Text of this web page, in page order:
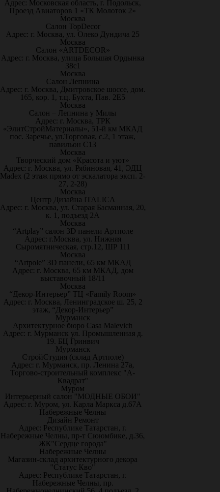
Адрес: Московская область, г. Подольск,
Проезд Авиаторов 1 «ТК Молоток 2»
Москва
Салон TopDecor
Адрес: г. Москва, ул. Олеко Дундича 25
Москва
Салон «ARTDECOR»
Адрес: г. Москва, улица Большая Ордынка
38с1
Москва
Салон Лепнина
Адрес: г. Москва, Дмитровское шоссе, дом.
165, кор. 1, т.ц. Бухта, Пав. 2Е5
Москва
Салон – Лепнина у Милы
Адрес: г. Москва, ТРК
«ЭлитСтройМатериалы», 51-й км МКАД
пос. Заречье, ул.Торговая, с.2, 1 этаж,
павильон С13
Москва
Творческий дом «Красота и уют»
Адрес: г. Москва, ул. Рябиновая, 41, ЭДЦ
Madex (2 этаж прямо от эскалатора эксп. 2-
27, 2-28)
Москва
Центр Дизайна ITALICA
Адрес: г. Москва, ул. Старая Басманная, 20,
к. 1, подъезд 2А
Москва
“Artplay” салон 3D панели Артполе
Адрес: г.Москва, ул. Нижняя
Сыромятническая, стр.12, ШР 111
Москва
“Artpole” 3D панели, 65 км МКАД
Адрес: г. Москва, 65 км МКАД, дом
выставочный 18/11
Москва
“Декор-Интерьер” ТЦ «Family Room»
Адрес: г. Москва, Ленинградское ш. 25, 2
этаж, “Декор-Интерьер”
Мурманск
Архитектурное бюро Casa Malevich
Адрес: г. Мурманск ул. Промышленная д.
19. БЦ Гринвич
Мурманск
СтройСтудия (склад Артполе)
Адрес: г. Мурманск, пр. Ленина 27а,
Торгово-строительный комплекс "А-
Квадрат"
Муром
Интерьерный салон "МОДНЫЕ ОБОИ"
Адрес: г. Муром, ул. Карла Маркса д.67А
Набережные Челны
Дизайн Ремонт
Адрес: Республике Татарстан, г.
Набережные Челны, пр-т Сююмбике, д.36,
ЖК"Сердце города"
Набережные Челны
Магазин-склад архитектурного декора
"Статус Кво"
Адрес: Республике Татарстан, г.
Набережные Челны, пр.